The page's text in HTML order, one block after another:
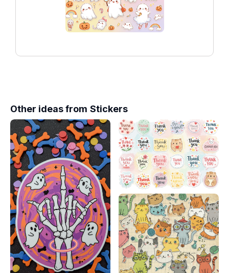
Other ideas from Stickers